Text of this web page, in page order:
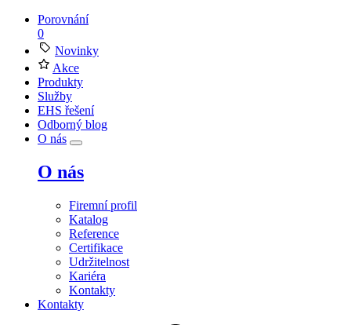
Porovnání
0
Novinky
Akce
Produkty
Služby
EHS řešení
Odborný blog
O nás
O nás
Firemní profil
Katalog
Reference
Certifikace
Udržitelnost
Kariéra
Kontakty
Kontakty